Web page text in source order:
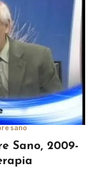
sano
Sano, 2009-